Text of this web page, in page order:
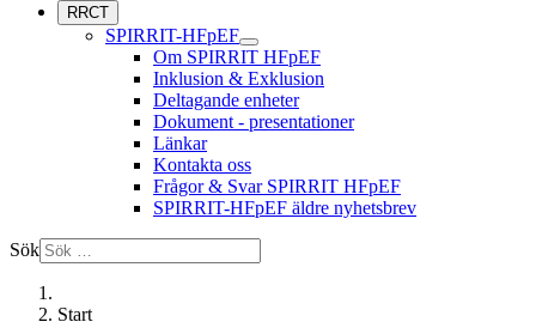
RRCT
SPIRRIT-HFpEF
Om SPIRRIT HFpEF
Inklusion & Exklusion
Deltagande enheter
Dokument - presentationer
Länkar
Kontakta oss
Frågor & Svar SPIRRIT HFpEF
SPIRRIT-HFpEF äldre nyhetsbrev
Sök
Start